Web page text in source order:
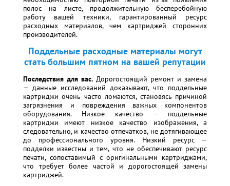
полос на листе, продолжительную бесперебойную
работу вашей техники, гарантированный ресурс
расходных материалов, чем картриджей сторонних
производителей.
Поддельные расходные материалы могут
стать большим пятном на вашей репутации
Последствия для вас. Дорогостоящий ремонт и замена
— данные исследований доказывают, что поддельные
картриджи очень часто ломаются, становясь причиной
загрязнения и повреждения важных компонентов
оборудования. Низкое качество — поддельные
картриджи имеют низкое качество изображения, а
следовательно, и качество отпечатков, не дотягивающее
до профессионального уровня. Низкий ресурс —
подделки известны и тем, что не обеспечивают ресурс
печати, сопоставимый с оригинальными картриджами,
что требует более частой и дорогостоящей замены
картриджей.